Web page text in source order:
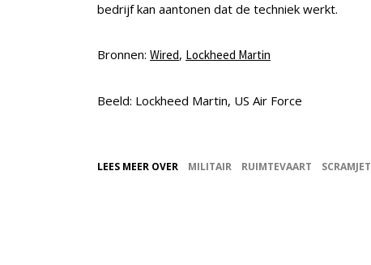
bedrijf kan aantonen dat de techniek werkt.
Bronnen: Wired, Lockheed Martin
Beeld: Lockheed Martin, US Air Force
LEES MEER OVER MILITAIR RUIMTEVAART SCRAMJET